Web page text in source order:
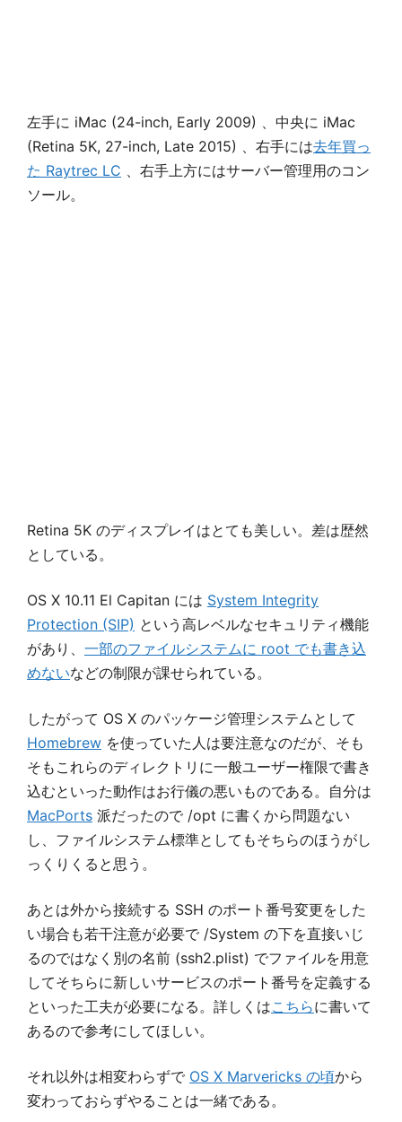
左手に iMac (24-inch, Early 2009) 、中央に iMac
(Retina 5K, 27-inch, Late 2015) 、右手には去年買っ
た Raytrec LC 、右手上方にはサーバー管理用のコン
ソール。
Retina 5K のディスプレイはとても美しい。差は歴然
としている。
OS X 10.11 El Capitan には System Integrity
Protection (SIP) という高レベルなセキュリティ機能
があり、 一部のファイルシステムに root でも書き込
めないなどの制限が課せられている。
したがって OS X のパッケージ管理システムとして
Homebrew を使っていた人は要注意なのだが、そも
そもこれらのディレクトリに一般ユーザー権限で書き
込むといった動作はお行儀の悪いものである。自分は
MacPorts 派だったので /opt に書くから問題ない
し、ファイルシステム標準としてもそちらのほうがし
っくりくると思う。
あとは外から接続する SSH のポート番号変更をした
い場合も若干注意が必要で /System の下を直接いじ
るのではなく別の名前 (ssh2.plist) でファイルを用意
してそちらに新しいサービスのポート番号を定義する
といった工夫が必要になる。詳しくはこちらに書いて
あるので参考にしてほしい。
それ以外は相変わらずで OS X Marvericks の頃から
変わっておらずやることは一緒である。